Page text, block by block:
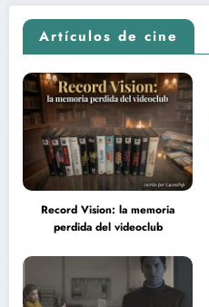
Artículos de cine
Record Vision: la memoria
perdida del videoclub